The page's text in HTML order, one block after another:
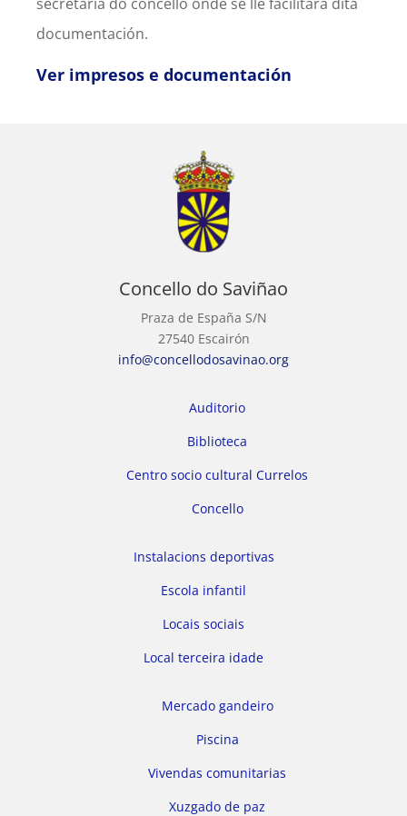
documentación.
Ver impresos e documentación
Concello do Saviñao
Praza de España S/N
27540 Escairón
info@concellodosavinao.org
Auditorio
Biblioteca
Centro socio cultural Currelos
Concello
Instalacions deportivas
Escola infantil
Locais sociais
Local terceira idade
Mercado gandeiro
Piscina
Vivendas comunitarias
Xuzgado de paz